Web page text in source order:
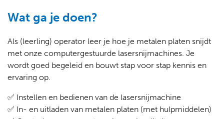
Wat ga je doen?
Als (leerling) operator leer je hoe je metalen platen snijdt
met onze computergestuurde lasersnijmachines. Je
wordt goed begeleid en bouwt stap voor stap kennis en
ervaring op.
✅ Instellen en bedienen van de lasersnijmachine
✅ In- en uitladen van metalen platen (met hulpmiddelen)